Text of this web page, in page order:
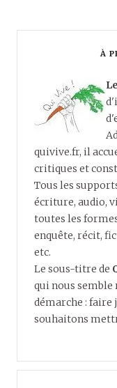
À
quivive.fr, il
critiques et
Tous les
écriture, audio,
toutes les
enquête, récit,
etc.
Le sous-titre de
qui nous
démarche : faire
souhaitons